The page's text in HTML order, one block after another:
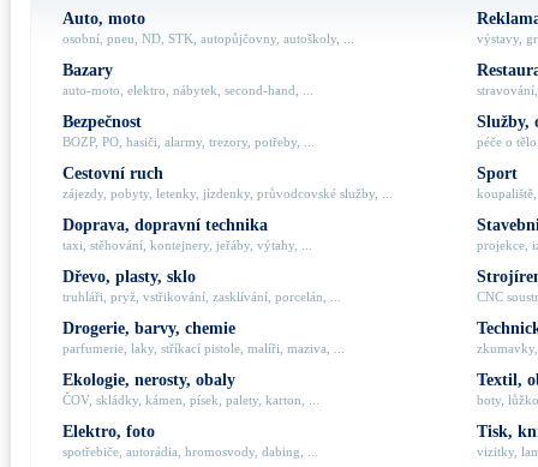
Auto, moto
osobní, pneu, ND, STK, autopůjčovny, autoškoly, ...
Bazary
auto-moto, elektro, nábytek, second-hand, ...
Bezpečnost
BOZP, PO, hasiči, alarmy, trezory, potřeby, ...
Cestovní ruch
zájezdy, pobyty, letenky, jízdenky, průvodcovské služby, ...
Doprava, dopravní technika
taxi, stěhování, kontejnery, jeřáby, výtahy, ...
Dřevo, plasty, sklo
truhláři, pryž, vstřikování, zasklívání, porcelán, ...
Drogerie, barvy, chemie
parfumerie, laky, stříkací pistole, malíři, maziva, ...
Ekologie, nerosty, obaly
ČOV, skládky, kámen, písek, palety, karton, ...
Elektro, foto
spotřebiče, autorádia, hromosvody, dabing, ...
výstavy,
Služby,
péče o
Sport
projekce,
CNC
Textil,
boty,
Tisk,
vizitky,